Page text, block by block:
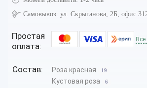
Самовывоз: ул. Скрыганова, 2Б, офис
Простая
оплата:
Состав: Роза красная 19
Кустовая роза 6